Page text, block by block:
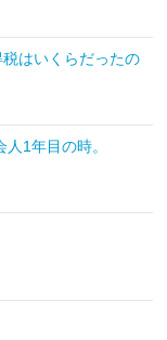
はいくらだったの
1年目の時。